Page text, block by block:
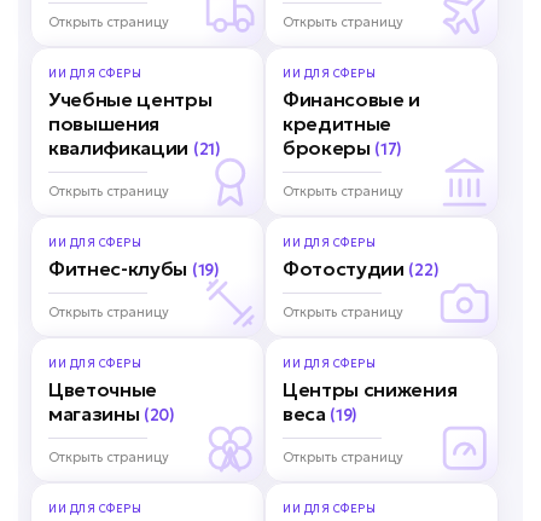
Открыть страницу Открыть страницу
ИИ ДЛЯ СФЕРЫ
Учебные центры
повышения
квалификации (21)
Открыть страницу
ИИ ДЛЯ СФЕРЫ
Финансовые и
кредитные
брокеры (17)
Открыть страницу
ИИ ДЛЯ СФЕРЫ
Фитнес-клубы (19)
Открыть страницу
ИИ ДЛЯ СФЕРЫ
Фотостудии (22)
Открыть страницу
ИИ ДЛЯ СФЕРЫ
Цветочные
магазины (20)
Открыть страницу
ИИ ДЛЯ СФЕРЫ
Центры снижения
веса (19)
Открыть страницу
ИИ ДЛЯ СФЕРЫ ИИ ДЛЯ СФЕРЫ